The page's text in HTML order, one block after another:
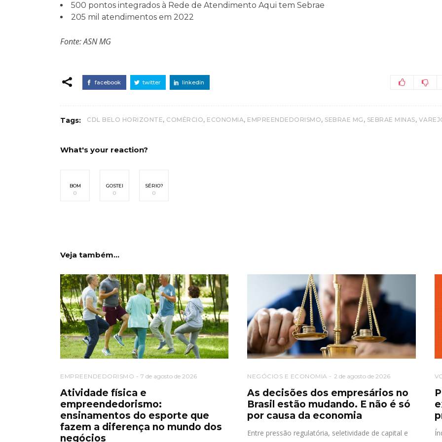
500 pontos integrados à Rede de Atendimento Aqui tem Sebrae
205 mil atendimentos em 2022
Fonte: ASN MG
facebook twitter linkedin
Tags: CDL BELO HORIZONTE, COMÉRCIO, ECONOMIA, EMPREENDEDORISMO, SEBRAE MG , SEBRAE MINAS,
What's your reaction?
BOM
0
GOSTEI
0
SÉRIO?
0
Veja também...
EMPREENDEDORISMO 7 de agosto de 2026
Atividade física e
empreendedorismo:
ensinamentos do esporte que
fazem a diferença no mundo dos
negócios
NEGÓCIOS E ECONOMIA 2 de agosto de 2026
As decisões dos empresários no
Brasil estão mudando. E não é só
por causa da economia
Entre pressão regulatória, seletividade de capital e